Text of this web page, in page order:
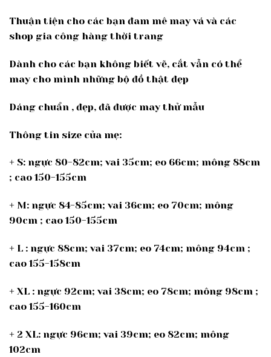
Thuận tiện cho các bạn đam mê may vá và các
shop gia công hàng thời trang
Dành cho các bạn không biết vẽ, cắt vẫn có thể
may cho mình những bộ đồ thật đẹp
Dáng chuẩn , đẹp, đã được may thử mẫu
Thông tin size của mẹ:
+ S: ngực 80-82cm; vai 35cm; eo 66cm; mông 88cm
; cao 150-155cm
+ M: ngực 84-85cm; vai 36cm; eo 70cm; mông
90cm ; cao 150-155cm
+ L : ngực 88cm; vai 37cm; eo 74cm; mông 94cm ;
cao 155-158cm
+ XL : ngực 92cm; vai 38cm; eo 78cm; mông 98cm ;
cao 155-160cm
+ 2 XL: ngực 96cm; vai 39cm; eo 82cm; mông
102cm